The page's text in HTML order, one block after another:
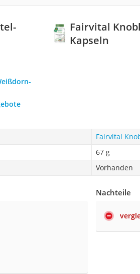
Fairvital
Kapseln
Fairvital
67 g
Vorhanden
Nachteile